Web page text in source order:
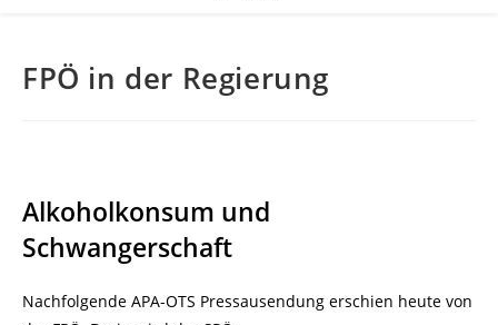
FPÖ in der Regierung
Alkoholkonsum und
Schwangerschaft
Nachfolgende APA-OTS Pressausendung erschien heute von